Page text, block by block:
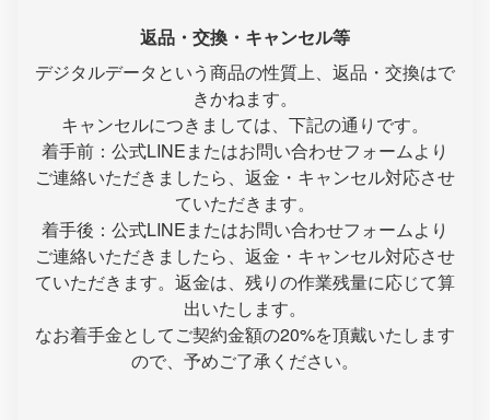
返品・交換・キャンセル等
デジタルデータという商品の性質上、返品・交換はで
きかねます。
キャンセルにつきましては、下記の通りです。
着手前：公式LINEまたはお問い合わせフォームより
ご連絡いただきましたら、返金・キャンセル対応させ
ていただきます。
着手後：公式LINEまたはお問い合わせフォームより
ご連絡いただきましたら、返金・キャンセル対応させ
ていただきます。返金は、残りの作業残量に応じて算
出いたします。
なお着手金としてご契約金額の20%を頂戴いたします
ので、予めご了承ください。